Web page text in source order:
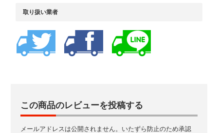
取り扱い業者
この商品のレビューを投稿する
メールアドレスは公開されません。いたずら防止のため承認